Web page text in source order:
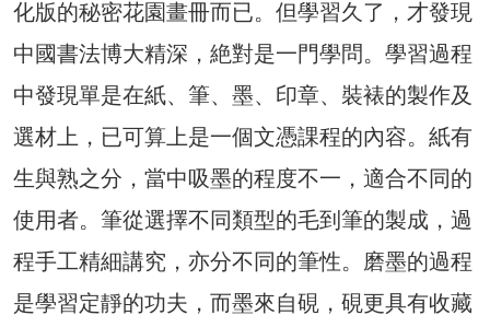
化版的秘密花園畫冊而已。但學習久了，才發現
中國書法博大精深，絶對是一門學問。學習過程
中發現單是在紙、筆、墨、印章、裝裱的製作及
選材上，已可算上是一個文憑課程的內容。紙有
生與熟之分，當中吸墨的程度不一，適合不同的
使用者。筆從選擇不同類型的毛到筆的製成，過
程手工精細講究，亦分不同的筆性。磨墨的過程
是學習定靜的功夫，而墨來自硯，硯更具有收藏